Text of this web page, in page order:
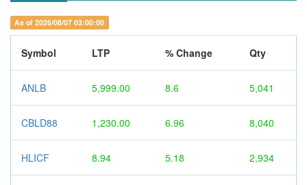
As of 2026/08/07 03:00:00
Symbol LTP % Change Qty
ANLB 5,999.00 8.6 5,041
CBLD88 1,230.00 6.96 8,040
HLICF 8.94 5.18 2,934